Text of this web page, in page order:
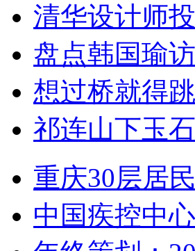
清华设计师
盘点韩国瑜
想过桥就得
祁连山下玉
重庆30层居
中国疾控中